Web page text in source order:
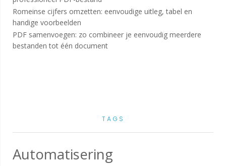
Romeinse cijfers omzetten: eenvoudige uitleg, tabel en
handige voorbeelden
PDF samenvoegen: zo combineer je eenvoudig meerdere
bestanden tot één document
TAGS
Automatisering